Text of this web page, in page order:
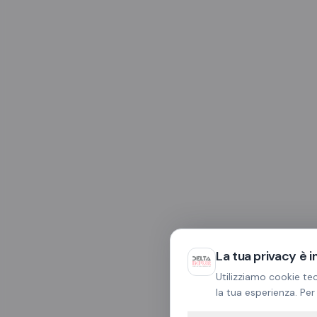
La tua privacy è
Utilizziamo cookie
la tua esperienza.